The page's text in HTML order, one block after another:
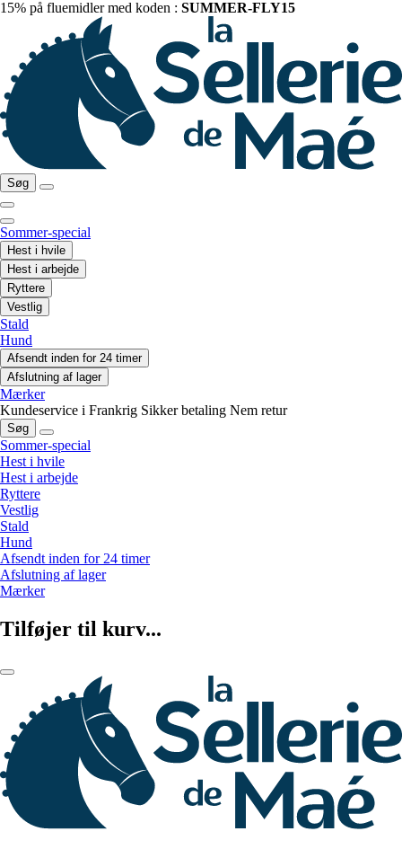
15% på fluemidler med koden : SUMMER-FLY15
Søg
Sommer-special
Hest i hvile
Hest i arbejde
Ryttere
Vestlig
Stald
Hund
Afsendt inden for 24 timer
Afslutning af lager
Mærker
Kundeservice i Frankrig Sikker betaling Nem retur
Søg
Sommer-special
Hest i hvile
Hest i arbejde
Ryttere
Vestlig
Stald
Hund
Afsendt inden for 24 timer
Afslutning af lager
Mærker
Tilføjer til kurv...